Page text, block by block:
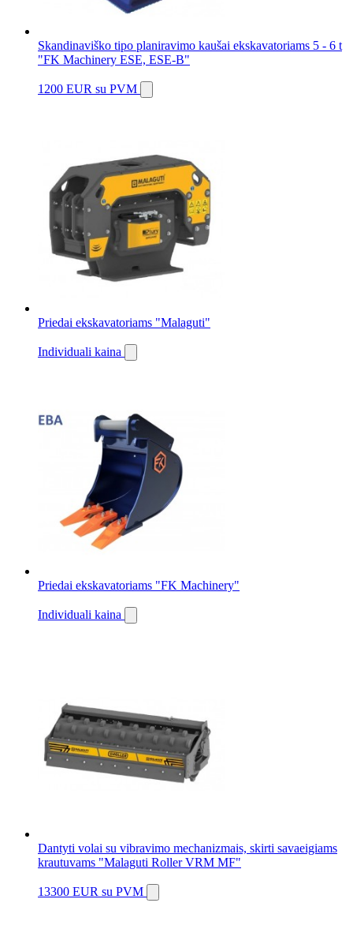
Skandinaviško tipo planiravimo kaušai ekskavatoriams 5 - 6 t
"FK Machinery ESE, ESE-B"
1200 EUR su PVM
Priedai ekskavatoriams "Malaguti"
Individuali kaina
Priedai ekskavatoriams "FK Machinery"
Individuali kaina
Dantyti volai su vibravimo mechanizmais, skirti savaeigiams
krautuvams "Malaguti Roller VRM MF"
13300 EUR su PVM